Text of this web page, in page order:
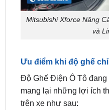
và
Ưu điểm khi độ ghế
mang lại những lợi ích
trên xe như sau:
Đem đến sự thoải